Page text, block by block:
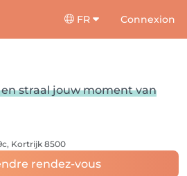
FR Connexion
straal jouw moment van
Kortrijk 8500
rendez-vous